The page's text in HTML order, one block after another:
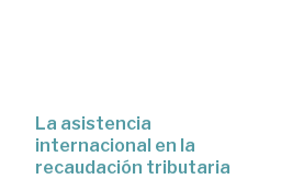
La asistencia
internacional en la
recaudación tributaria